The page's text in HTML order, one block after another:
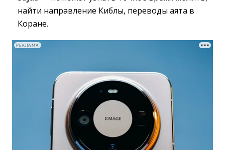
найти направление Киблы, переводы аята в
Коране.
РЕКЛАМА